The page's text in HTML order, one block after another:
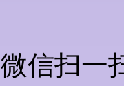
微信扫一